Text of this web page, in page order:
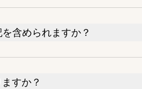
含められますか？
すか？